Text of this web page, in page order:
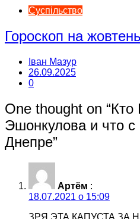
Суспільство
Гороскоп на
Іван Мазур
26.09.2025
0
One thought on “Кто
Эшонкулова и что с
Днепре”
Артём :
18.07.2021 о 15:09
ЗРЯ ЭТА КАПУСТА ЗА